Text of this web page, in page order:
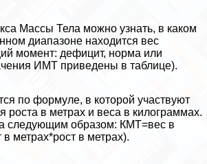
Массы Тела можно узнать, в каком
диапазоне находится вес
момент: дефицит, норма или
ИМТ приведены в таблице).
по формуле, в которой участвуют
роста в метрах и веса в килограммах.
следующим образом: КМТ=вес в
метрах*рост в метрах).